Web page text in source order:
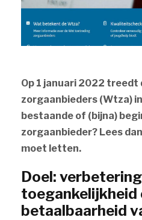
Op 1 januari 2022
zorgaanbieders (Wtza)
bestaande of (bijna)
zorgaanbieder? Lees
moet letten.
Doel:
toegankelijkheid
betaalbaarheid